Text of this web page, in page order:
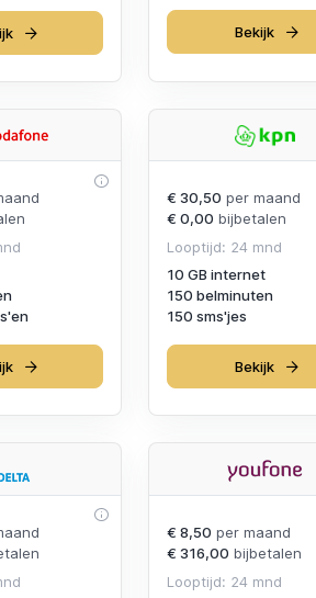
Bekijk
€ 30,50 per maand
€ 0,00 bijbetalen
Looptijd: 24 mnd
10 GB internet
150 belminuten
150 sms'jes
Bekijk
€ 8,50 per maand
€ 316,00 bijbetalen
Looptijd: 24 mnd